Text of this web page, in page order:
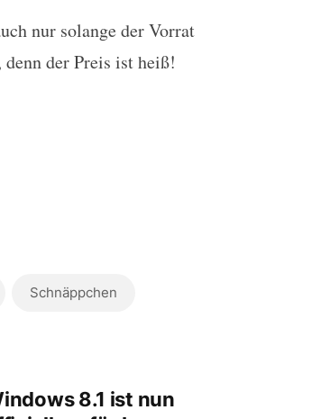
nur solange der Vorrat
der Preis ist heiß!
Schnäppchen
8.1 ist nun